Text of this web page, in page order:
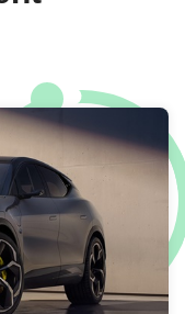
in chroom + CE3 -
in geborsteld
in zilverchroom
met monogram
in roestvrij
in roestvrij staal +
zilver/zwart,
+ C10 -
in zilver